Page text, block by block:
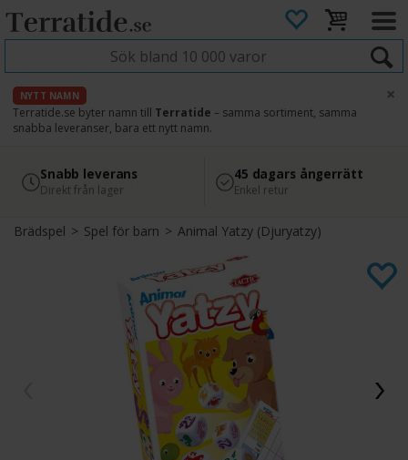
NYTT NAMN
Terratide.se byter namn till Terratide – samma sortiment, samma
snabba leveranser, bara ett nytt namn.
×
4.8
Läs omdömen på Google
Säker betalning
med Svea
Snabb leverans
Direkt från lager
45 dagars ångerrätt
Enkel retur
Brädspel>Spel för barn>Animal Yatzy (Djuryatzy)